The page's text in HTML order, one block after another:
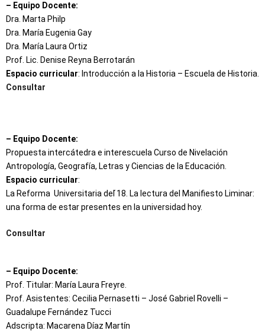
– Equipo Docente:
Dra. Marta Philp
Dra. María Eugenia Gay
Dra. María Laura Ortiz
Prof. Lic. Denise Reyna Berrotarán
Espacio curricular: Introducción a la Historia – Escuela de Historia.
Consultar
– Equipo Docente:
Propuesta intercátedra e interescuela Curso de Nivelación
Antropología, Geografía, Letras y Ciencias de la Educación.
Espacio curricular:
La Reforma Universitaria del ́18. La lectura del Manifiesto Liminar:
una forma de estar presentes en la universidad hoy.
Consultar
– Equipo Docente:
Prof. Titular: María Laura Freyre.
Prof. Asistentes: Cecilia Pernasetti – José Gabriel Rovelli –
Guadalupe Fernández Tucci
Adscripta: Macarena Díaz Martín